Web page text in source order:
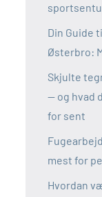
Din Guide
Østerbro:
Skjulte
— og hvad
for sent
mest for
Hvordan